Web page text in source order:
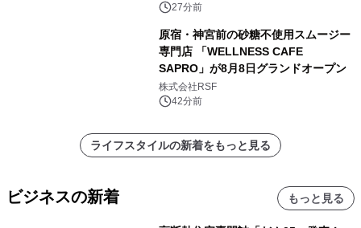
地平」を開催
27分前
原宿・神宮前の砂糖不使用スムージー
専門店 「WELLNESS CAFE
SAPRO」が8月8日グランドオープン
株式会社RSF
42分前
ライフスタイルの新着をもっと見る
ビジネスの新着 もっと見る